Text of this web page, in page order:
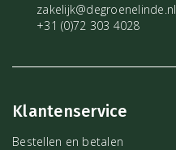
zakelijk@degroenelinde.nl
+31 (0)72 303 4028
Klantenservice
Bestellen en betalen